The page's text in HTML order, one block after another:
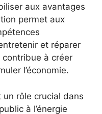
aux ‌avantages
⁢permet aux
et réparer
contribue à créer
l’économie.
un rôle crucial dans
à l’énergie